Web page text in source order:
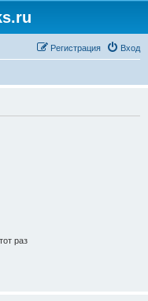
Вход
Регистрация
раз